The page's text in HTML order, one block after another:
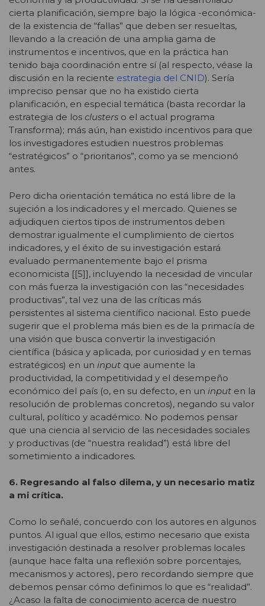
cierta planificación, siempre bajo la lógica -económica-
de la existencia de “fallas” que deben ser resueltas,
llevando a la creación de una amplia gama de
instrumentos e incentivos, que en la práctica han
tenido baja coordinación entre sí (al respecto, véase la
discusión en la reciente estrategia del CNID). Sería
impreciso pensar que no ha existido cierta
planificación, en especial temática (basta recordar la
estrategia de los clusters o el actual programa
Transforma); más aún, han existido incentivos para que
los investigadores estudien nuestros problemas
“estratégicos” o “prioritarios”, como ya se mencionó
antes.
Pero dicha orientación temática no está libre de la
sujeción a los indicadores y el mercado. Quienes se
adjudiquen ciertos tipos de instrumentos deben
demostrar igualmente el cumplimiento de ciertos
indicadores, y el éxito de su investigación estará
evaluado permanentemente bajo el prisma
economicista [[5]], incluyendo la necesidad de vincular
con más fuerza la investigación con las “necesidades
productivas”, tal vez una de las críticas más
persistentes al sistema científico nacional. Esto puede
sugerir que el problema más bien es de la primacía de
una visión que busca convertir la investigación
científica (básica y aplicada, por curiosidad y en temas
estratégicos) en un input que aumente la
productividad, la competitividad y el desempeño
económico del país (o, en su defecto, en un input en la
resolución de problemas concretos), negando su valor
cultural, político y académico. No podemos pensar
que una ciencia al servicio de las necesidades sociales
y productivas (de “nuestra realidad”) está libre del
sometimiento a indicadores.
6. Regresando al falso dilema, y un necesario matiz
a mi crítica.
Como lo señalé, concuerdo con los autores en algunos
puntos. Al igual que ellos, estimo necesario que exista
investigación destinada a resolver problemas locales
(aunque hace falta una reflexión sobre porcentajes,
mecanismos y actores), pero recordando siempre que
debemos pensar cómo definimos lo que es “realidad”.
¿Acaso la falta de conocimiento acerca de nuestro